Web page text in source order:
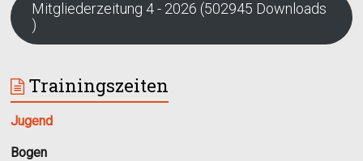
Mitgliederzeitung 4 - 2026 (502945 Downloads
)
Trainingszeiten
Jugend
Bogen